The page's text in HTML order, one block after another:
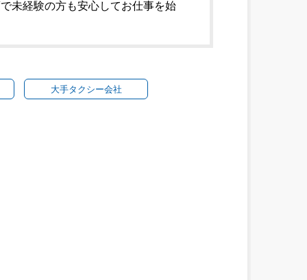
未経験の方も安心してお仕事を始
大手タクシー会社